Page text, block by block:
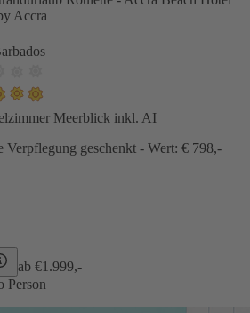
Accra
Meerblick inkl. AI
geschenkt - Wert: € 798,-
ab €1.999,-
Person